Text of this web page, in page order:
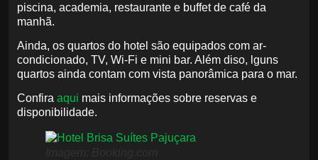
piscina, academia, restaurante e buffet de café da
manhã.
Ainda, os quartos do hotel são equipados com ar-
condicionado, TV, Wi-Fi e mini bar. Além diso, lguns
quartos ainda contam com vista panorâmica para o mar.
Confira aqui mais informações sobre reservas e
disponibilidade.